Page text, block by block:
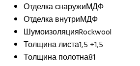
Отделка снаружиМДФ
Отделка внутриМДФ
ШумоизоляцияRockwool
Толщина листа1,5 +1,5
Толщина полотна81